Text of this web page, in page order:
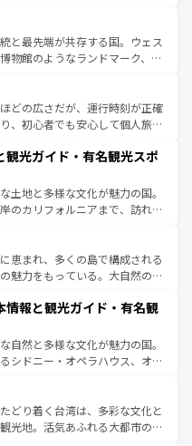
、多彩な楽しみ方が可能だ。さ
魅力が溢れており、どの街角に
いている。パリ以外の個性あふ
歩いても飽きることがない。ベ
エルン州のアルプスの絶景、そ
畑といった風景は必見。ビール
ほしい。 なお、新着の
覧を参照してほしい。
と最先端が共存する国。ウェス
物館のようなランドマーク、歴
る。また、優雅なアフタヌーン
まらない英国パブ、サッカー観
きる体験も豊富。イギリスを旅
。
どの広さだが、運行時刻が正確
、初心者でも安心して個人旅行
、スイスならではのユニークな
光だけでなく町歩きも満喫する
が高いため物価も高いが、旅行
ービスもあり、うまく活用すれ
観光ガイド・有名観光スポ
土地と多様な文化が魅力の国。
のカリフォルニアまで、訪れる
、ショッピング、エンターテイ
なスポットだ。一方、アメリカ
グランドキャニオンやイエロー
、音楽と美食が融合した独特の
リカの各地域で異なる魅力を楽
豊かな歴史を感じることができ
リップや列車の旅も、アメリカ
恵まれ、多くの島で構成される
魅力をもっている。大自然の神
、定番の観光地といえばオアフ
るならマウイ島やカウアイ島が
ーンに輝く海をはじめ、豊かな
。「アロハスピリット」と呼ば
ードやハワイアンミュージッ
ど、すべてがハワイの魅力を彩
しい発見と感動が待っているハ
情報と観光ガイド・有名観
自然と多様な文化が魅力の国。
シドニー・オペラハウス、オー
そびえるウルル（エアーズロッ
原生林やケアンズの熱帯雨林な
また、カフェやワイン、オージ
どり着く台湾は、多彩な文化と
光地。活気あふれる大都市の台